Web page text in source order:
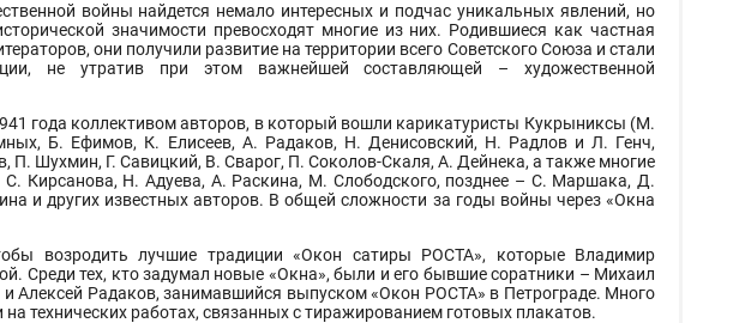
войны найдется немало интересных и подчас уникальных явлений, но
значимости превосходят многие из них. Родившиеся как частная
они получили развитие на территории всего Советского Союза и стали
не утратив при этом важнейшей составляющей – художественной
года коллективом авторов, в который вошли карикатуристы Кукрыниксы (М.
Б. Ефимов, К. Елисеев, А. Радаков, Н. Денисовский, Н. Радлов и Л. Генч,
Шухмин, Г. Савицкий, В. Сварог, П. Соколов-Скаля, А. Дейнека, а также многие
С. Кирсанова, Н. Адуева, А. Раскина, М. Слободского, позднее – С. Маршака, Д.
и других известных авторов. В общей сложности за годы войны через «Окна
возродить лучшие традиции «Окон сатиры РОСТА», которые Владимир
Среди тех, кто задумал новые «Окна», были и его бывшие соратники – Михаил
Алексей Радаков, занимавшийся выпуском «Окон РОСТА» в Петрограде. Много
технических работах, связанных с тиражированием готовых плакатов.